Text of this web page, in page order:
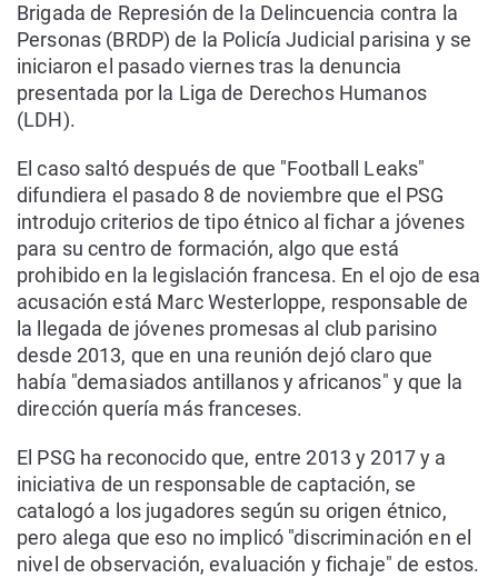
Brigada de Represión de la Delincuencia contra la
Personas (BRDP) de la Policía Judicial parisina y se
iniciaron el pasado viernes tras la denuncia
presentada por la Liga de Derechos Humanos
(LDH).
El caso saltó después de que "Football Leaks"
difundiera el pasado 8 de noviembre que el PSG
introdujo criterios de tipo étnico al fichar a jóvenes
para su centro de formación, algo que está
prohibido en la legislación francesa. En el ojo de esa
acusación está Marc Westerloppe, responsable de
la llegada de jóvenes promesas al club parisino
desde 2013, que en una reunión dejó claro que
había "demasiados antillanos y africanos" y que la
dirección quería más franceses.
El PSG ha reconocido que, entre 2013 y 2017 y a
iniciativa de un responsable de captación, se
catalogó a los jugadores según su origen étnico,
pero alega que eso no implicó "discriminación en el
nivel de observación, evaluación y fichaje" de estos.